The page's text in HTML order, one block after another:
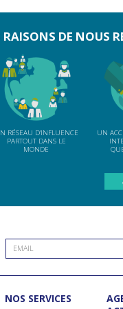
INDE
D’ENTREPRISES
RAISONS DE NOUS
RÉSEAU D'INFLUENCE
PARTOUT DANS LE
MONDE
UN
NOS SERVICES